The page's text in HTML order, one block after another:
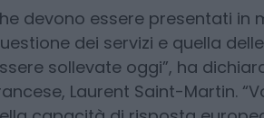
insistere per la linea dura
forza oggi deve indurre gli
Le contromisure
devono essere presentati in